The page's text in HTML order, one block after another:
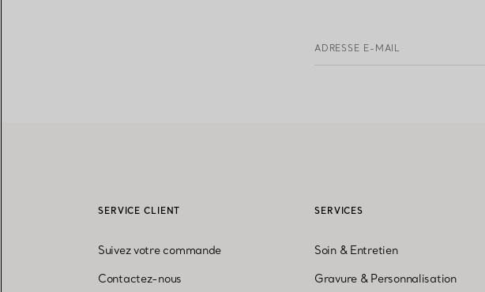
ADRESSE E-MAIL
SERVICE CLIENT
Suivez votre commande
Contactez-nous
SERVICES
Soin & Entretien
Gravure & Personnalisation